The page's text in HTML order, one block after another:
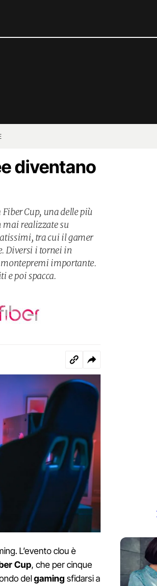
diventano
Cup, una delle più
realizzate su
tra cui il gamer
Diversi i tornei in
montepremi importante.
e poi spacca.
L’evento clou è
Cup, che per cinque
delgaming sfidarsi a